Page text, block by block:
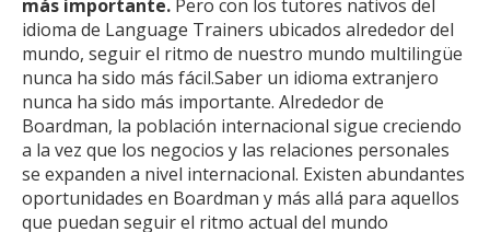
más importante. Pero con los tutores nativos del
idioma de Language Trainers ubicados alrededor del
mundo, seguir el ritmo de nuestro mundo multilingüe
nunca ha sido más fácil.Saber un idioma extranjero
nunca ha sido más importante. Alrededor de
Boardman, la población internacional sigue creciendo
a la vez que los negocios y las relaciones personales
se expanden a nivel internacional. Existen abundantes
oportunidades en Boardman y más allá para aquellos
que puedan seguir el ritmo actual del mundo